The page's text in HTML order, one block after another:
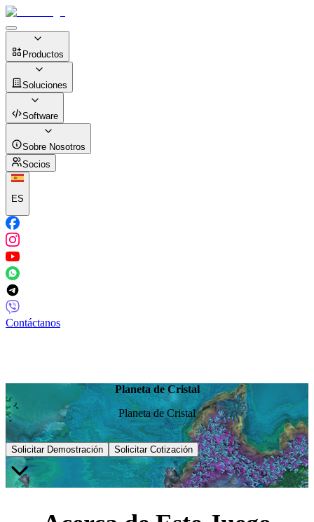
Productos
Soluciones
Software
Sobre Nosotros
Socios
ES
Contáctanos
Planeta de Cristal
Planeta de Cristal
Solicitar Demostración Solicitar Cotización